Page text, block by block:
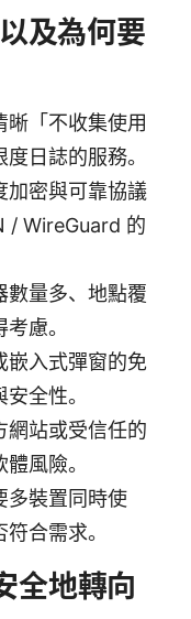
及為何要
晰「不收集使用
日誌的服務。
加密與可靠協議
/ WireGuard 的
數量多、地點覆
慮。
嵌入式彈窗的免
全性。
網站或受信任的
風險。
多裝置同時使
合需求。
全地轉向